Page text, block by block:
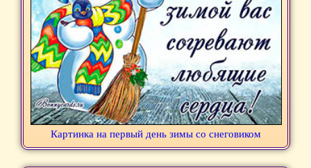
Картинка на первый день зимы со снеговиком